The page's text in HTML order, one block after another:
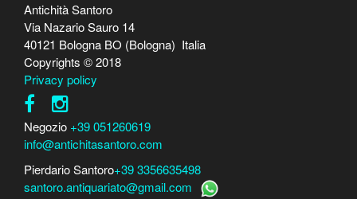
Antichità Santoro
Via Nazario Sauro 14
40121 Bologna BO (Bologna) Italia
Copyrights © 2018
Privacy policy
Negozio +39 051260619
info@antichitasantoro.com
Pierdario Santoro+39 3356635498
santoro.antiquariato@gmail.com